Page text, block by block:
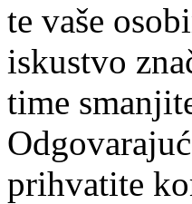
te vaše
iskustvo
time
prihvatite